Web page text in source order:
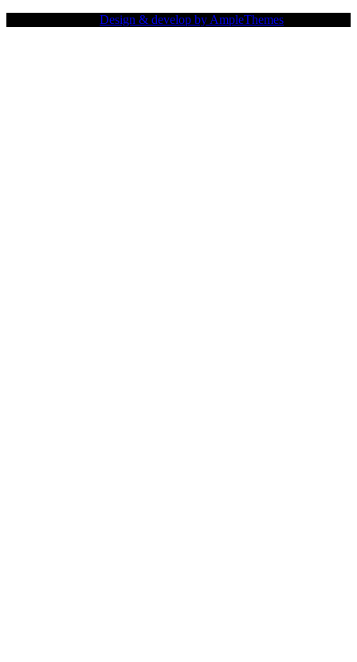
Design & develop by AmpleThemes